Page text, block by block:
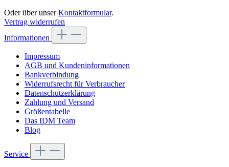
Oder über unserKontaktformular.
Vertrag widerrufen
Informationen
Impressum
AGB und Kundeninformationen
Bankverbindung
Widerrufsrecht für Verbraucher
Datenschutzerklärung
Zahlung und Versand
Größentabelle
Das IDM Team
Blog
Service